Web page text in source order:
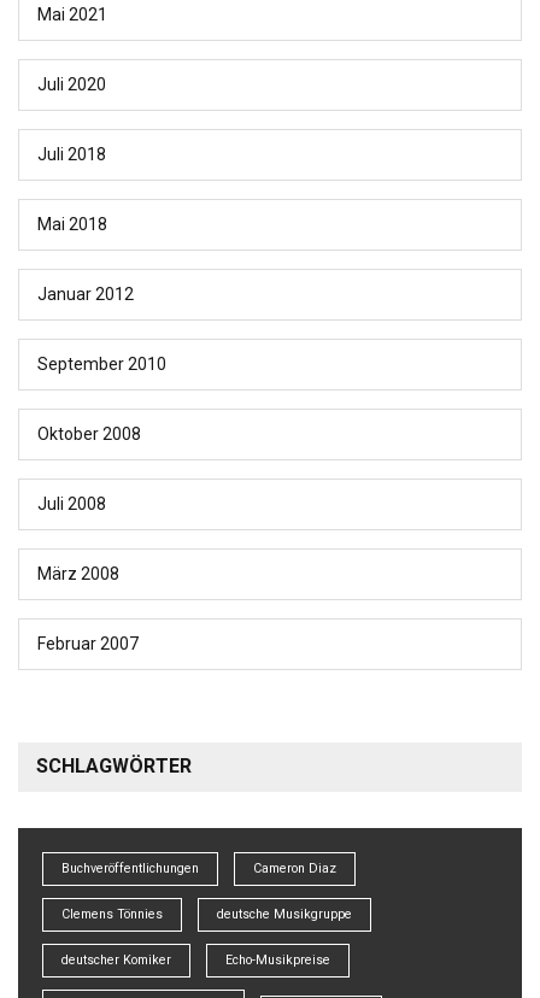
Mai 2021
Juli 2020
Juli 2018
Mai 2018
Januar 2012
September 2010
Oktober 2008
Juli 2008
März 2008
Februar 2007
SCHLAGWÖRTER
Buchveröffentlichungen Cameron Diaz
Clemens Tönnies deutsche Musikgruppe
deutscher Komiker Echo-Musikpreise